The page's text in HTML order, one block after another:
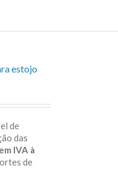
estojo
de
das
IVA à
de